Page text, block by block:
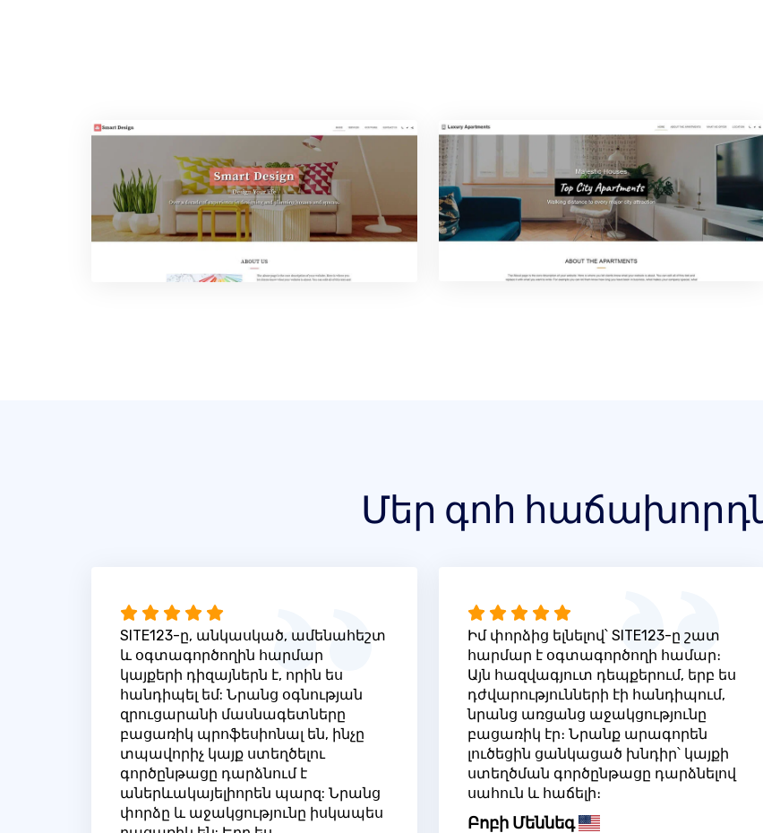
Մեր գոհ
SITE123-ը, անկասկած, ամենահեշտ
և օգտագործողին հարմար
կայքերի դիզայներն է, որին ես
հանդիպել եմ: Նրանց օգնության
զրուցարանի մասնագետները
բացառիկ պրոֆեսիոնալ են, ինչը
տպավորիչ կայք ստեղծելու
գործընթացը դարձնում է
աներևակայելիորեն պարզ: Նրանց
փորձը և աջակցությունը իսկապես
Իմ փորձից ելնելով՝ SITE123-ը շատ
հարմար է օգտագործողի համար։
Այն հազվագյուտ դեպքերում, երբ ես
դժվարությունների էի հանդիպում,
նրանց առցանց աջակցությունը
բացառիկ էր։ Նրանք արագորեն
լուծեցին ցանկացած խնդիր՝ կայքի
ստեղծման գործընթացը դարձնելով
սահուն և հաճելի։
Բոբի Մեննեգ